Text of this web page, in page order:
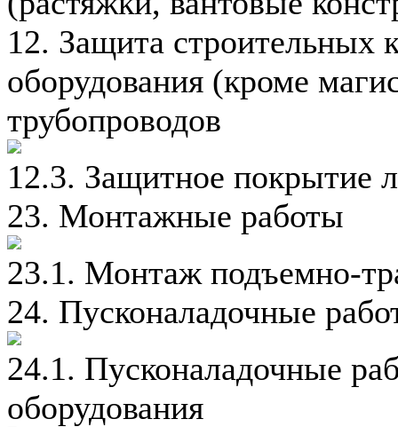
12. Защита строительных
оборудования (кроме
трубопроводов
12.3. Защитное покрытие
23. Монтажные работы
23.1. Монтаж подъемно-
24. Пусконаладочные
24.1. Пусконаладочные
оборудования